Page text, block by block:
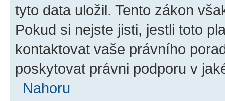
tyto data uložil. Tento zákon
Pokud si nejste jisti, jestli toto
kontaktovat vaše právního
poskytovat právni podporu v
Nahoru